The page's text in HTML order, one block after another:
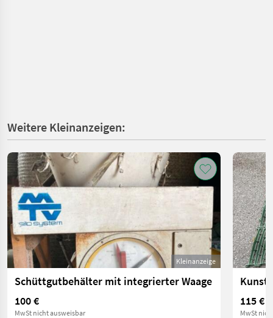
Weitere Kleinanzeigen:
Kleinanzeige
Schüttgutbehälter mit integrierter Waage
100 €
MwSt nicht ausweisbar
115 €
MwSt